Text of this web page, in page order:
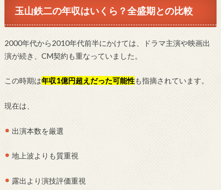
玉山鉄二の年収はいくら？全盛期との比較
2000年代から2010年代前半にかけては、ドラマ主演や映画出
演が続き、CM契約も重なっていました。
この時期は年収1億円超えだった可能性も指摘されています。
現在は、
出演本数を厳選
地上波よりも質重視
露出より演技評価重視